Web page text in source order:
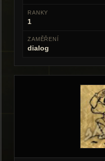
RANKY
1
ZAMĚŘENÍ
dialog